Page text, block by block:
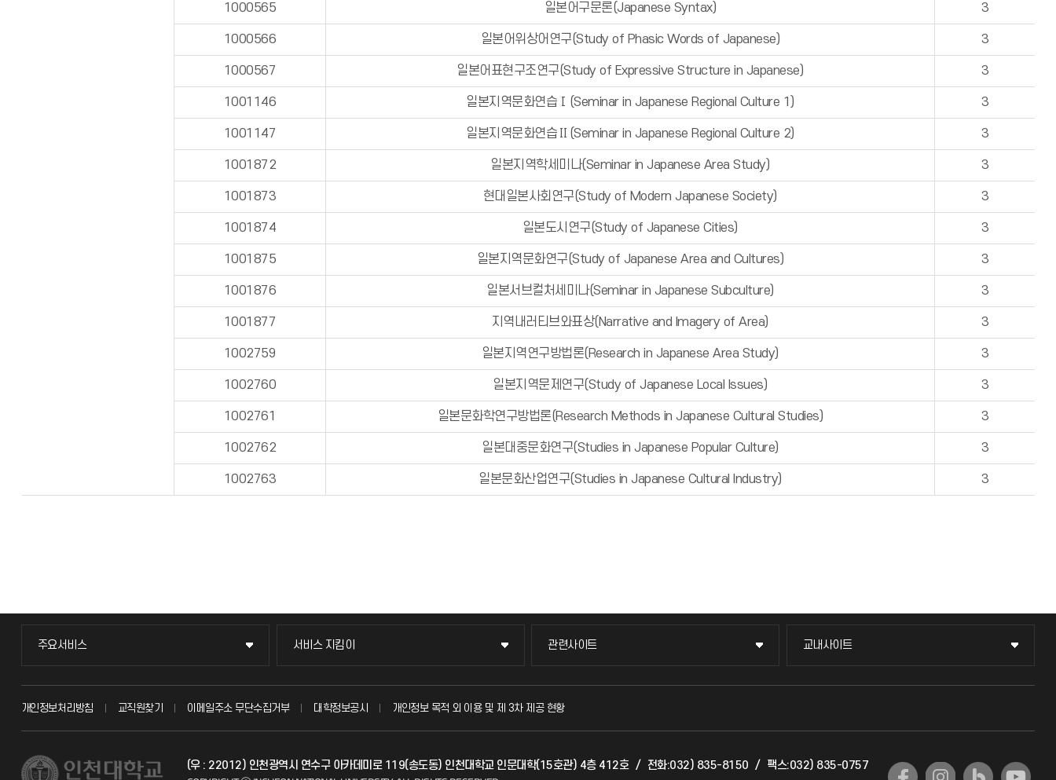
1000565 일본어구문론(Japanese Syntax) 3
1000566 일본어위상어연구(Study of Phasic Words of Japanese) 3
1000567 일본어표현구조연구(Study of Expressive Structure in Japanese) 3
1001146 일본지역문화연습Ⅰ(Seminar in Japanese Regional Culture 1) 3
1001147 일본지역문화연습Ⅱ(Seminar in Japanese Regional Culture 2) 3
1001872 일본지역학세미나(Seminar in Japanese Area Study) 3
1001873 현대일본사회연구(Study of Modern Japanese Society) 3
1001874 일본도시연구(Study of Japanese Cities) 3
1001875 일본지역문화연구(Study of Japanese Area and Cultures) 3
1001876 일본서브컬처세미나(Seminar in Japanese Subculture) 3
1001877 지역내러티브와표상(Narrative and Imagery of Area) 3
1002759 일본지역연구방법론(Research in Japanese Area Study) 3
1002760 일본지역문제연구(Study of Japanese Local Issues) 3
1002761 일본문화학연구방법론(Research Methods in Japanese Cultural Studies) 3
1002762 일본대중문화연구(Studies in Japanese Popular Culture) 3
1002763 일본문화산업연구(Studies in Japanese Cultural Industry) 3
주요서비스
주요서비스
교무회의방송
시설예약
서비스 지킴이
서비스 지킴이
묻고 답하기
자주 묻는 질문(FAQ)
관련사이트
관련사이트
국방헬프콜
산학협력단
교내사이트
교내사이트
교수회
국제교류과
개인정보처리방침 교직원찾기 이메일주소 무단수집거부 대학정보공시 개인정보 목적 외 이용 및 제 3차 제공 현황
(우 : 22012) 인천광역시 연수구 아카데미로 119(송도동) 인천대학교 인문대학(15호관) 4층 412호 / 전화:032) 835-8150 / 팩스:032) 835-0757